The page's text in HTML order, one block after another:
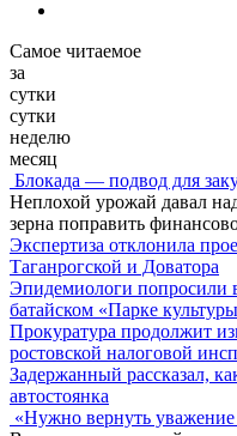
Самое читаемое
за
сутки
сутки
неделю
месяц
Блокада — подвод для
Неплохой урожай давал
зерна поправить
Экспертиза отклонила
Таганрогской и Доватора
Эпидемиологи попросили
батайском «Парке
Прокуратура продолжит
ростовской налоговой
Задержанный рассказал,
автостоянка
«Нужно вернуть